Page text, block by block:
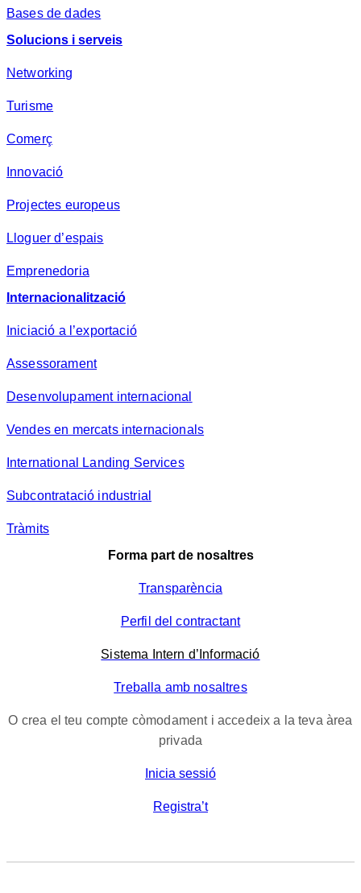
Bases de dades
Solucions i serveis
Networking
Turisme
Comerç
Innovació
Projectes europeus
Lloguer d’espais
Emprenedoria
Internacionalització
Iniciació a l’exportació
Assessorament
Desenvolupament internacional
Vendes en mercats internacionals
International Landing Services
Subcontratació industrial
Tràmits
Forma part de nosaltres
Transparència
Perfil del contractant
Sistema Intern d’Informació
Treballa amb nosaltres
O crea el teu compte còmodament i accedeix a la teva àrea
privada
Inicia sessió
Registra’t